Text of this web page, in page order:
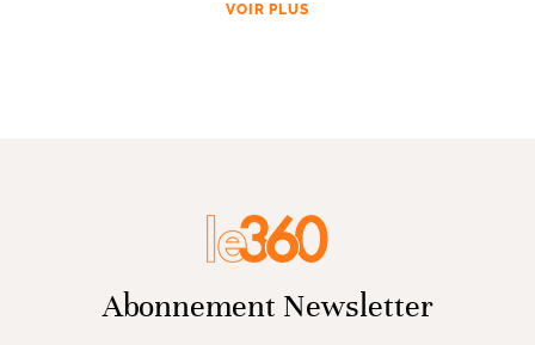
VOIR PLUS
Abonnement Newsletter